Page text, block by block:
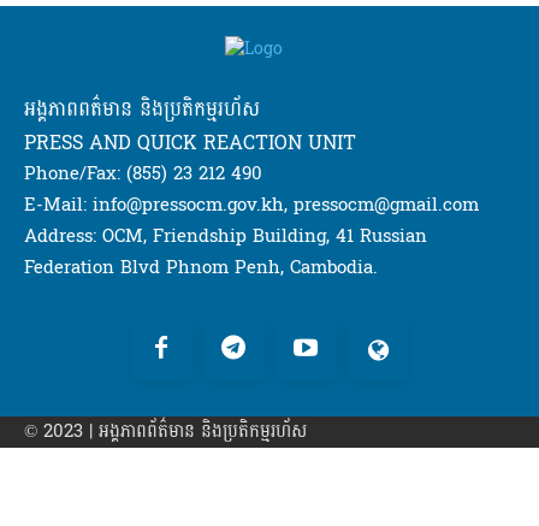
អង្គភាពពត៌មាន និងប្រតិកម្មរហ័ស
PRESS AND QUICK REACTION UNIT
Phone/Fax: (855) 23 212 490
E-Mail: info@pressocm.gov.kh, pressocm@gmail.com
Address: OCM, Friendship Building, 41 Russian
Federation Blvd Phnom Penh, Cambodia.
© 2023 | អង្គភាព​ព័ត៌មាន​ និងប្រតិកម្មរហ័ស